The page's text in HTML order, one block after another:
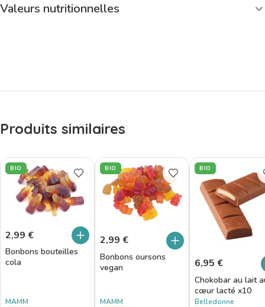
Valeurs nutritionnelles
Produits similaires
BIO
2,99 €
Bonbons bouteilles
cola
MAMM
BIO
2,99 €
Bonbons oursons
vegan
MAMM
BIO
6,95 €
Chokobar au lait
cœur lacté x10
Belledonne